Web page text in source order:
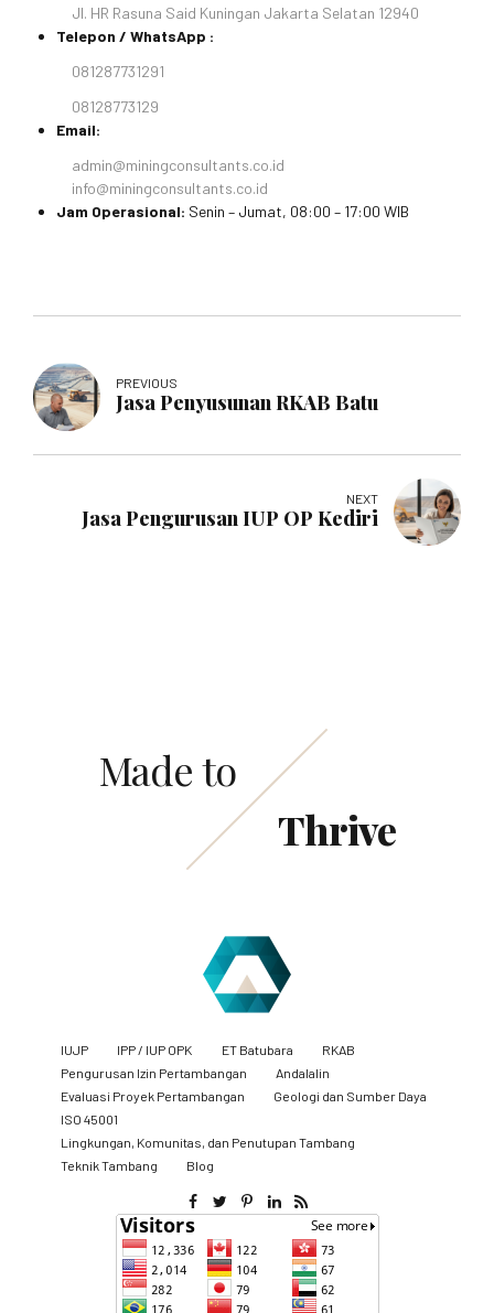
Jl. HR Rasuna Said Kuningan Jakarta Selatan 12940
Telepon / WhatsApp :
081287731291
08128773129
Email:
admin@miningconsultants.co.id
info@miningconsultants.co.id
Jam Operasional: Senin – Jumat, 08:00 – 17:00 WIB
PREVIOUS
Jasa Penyusunan RKAB Batu
NEXT
Jasa Pengurusan IUP OP Kediri
Made to
Thrive
IUJP IPP / IUP OPK ET Batubara
RKAB
Pengurusan Izin Pertambangan
Andalalin
Evaluasi Proyek Pertambangan
Geologi dan Sumber Daya
ISO 45001
Lingkungan, Komunitas, dan Penutupan Tambang
​Teknik Tambang
Blog